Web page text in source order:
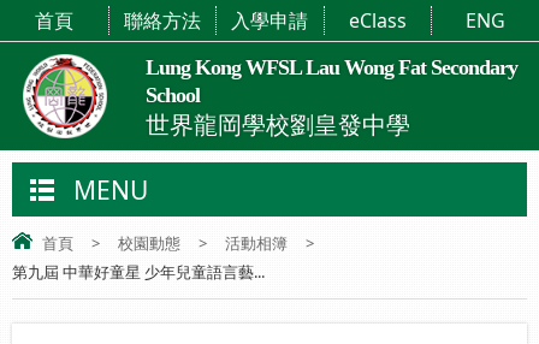
Lung Kong WFSL Lau Wong Fat Secondary
School
世界龍岡學校劉皇發中學
首頁 聯絡方法 入學申請 eClass ENG
MENU
首頁 > 校園動態 > 活動相簿
>
第九屆 中華好童星 少年兒童語言藝...